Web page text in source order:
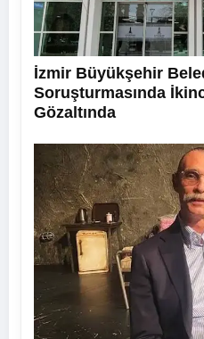
İzmir Büyükşehir
Soruşturmasında
Gözaltında